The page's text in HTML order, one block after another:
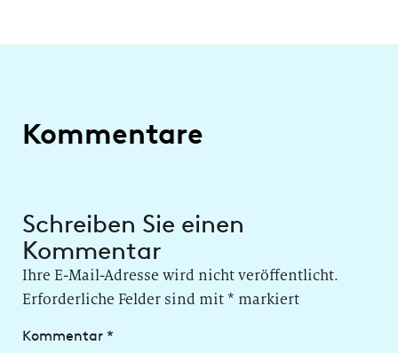
Kommentare
Schreiben Sie einen
Kommentar
Ihre E-Mail-Adresse wird nicht veröffentlicht.
Erforderliche Felder sind mit* markiert
Kommentar *